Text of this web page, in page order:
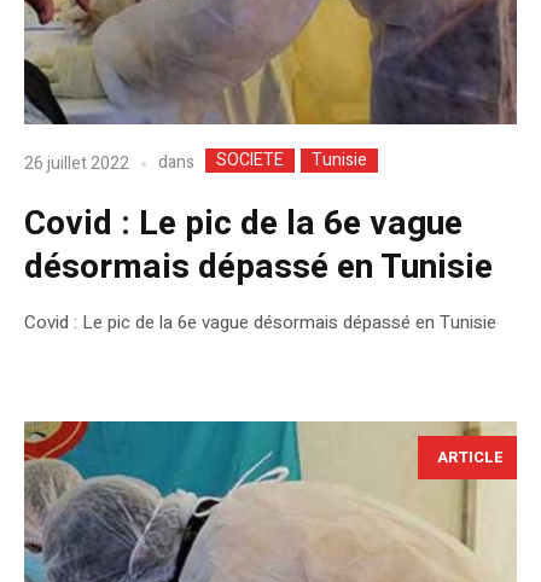
26 juillet 2022 dans SOCIETE Tunisie
Covid : Le pic de la 6e vague
désormais dépassé en Tunisie
Covid : Le pic de la 6e vague désormais dépassé en Tunisie
ARTICLE